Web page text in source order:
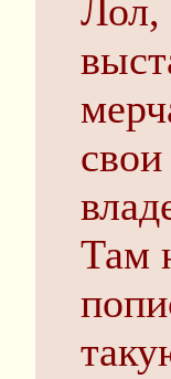
Лол,
Там